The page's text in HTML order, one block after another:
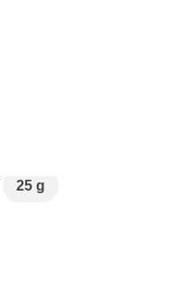
25 g